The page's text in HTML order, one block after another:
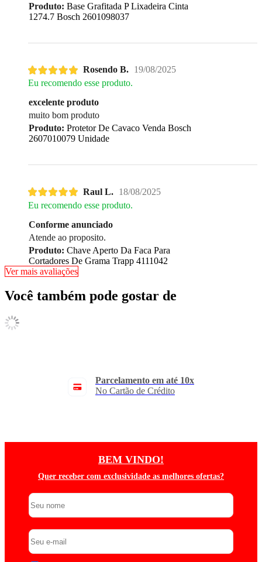
Produto: Base Grafitada P Lixadeira Cinta
1274.7 Bosch 2601098037
Rosendo B. 19/08/2025
Eu recomendo esse produto.
excelente produto
muito bom produto
Produto: Protetor De Cavaco Venda Bosch
2607010079 Unidade
Raul L. 18/08/2025
Eu recomendo esse produto.
Conforme anunciado
Atende ao proposito.
Produto: Chave Aperto Da Faca Para
Cortadores De Grama Trapp 4111042
Ver mais avaliações
Você também pode gostar de
Parcelamento em até 10x
No Cartão de Crédito
BEM VINDO!
Quer receber com exclusividade as melhores ofertas?